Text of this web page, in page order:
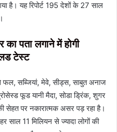
है। यह रिपोर्ट 195 देशों के 27 साल
पता लगाने में होगी
टेस्ट
सब्जियां, मेवे, सीड्स, साबुत अनाज
फूड यानी मैदा, सोडा ड्रिंक, शुगर
सेहत पर नकारात्मक असर पड़ रहा है।
11 मिलियन से ज्यादा लोगों की